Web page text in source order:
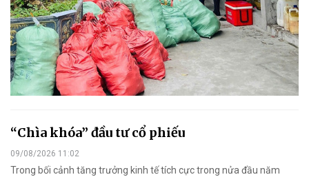
“Chìa khóa” đầu tư cổ phiếu
09/08/2026 11:02
Trong bối cảnh tăng trưởng kinh tế tích cực trong nửa đầu năm